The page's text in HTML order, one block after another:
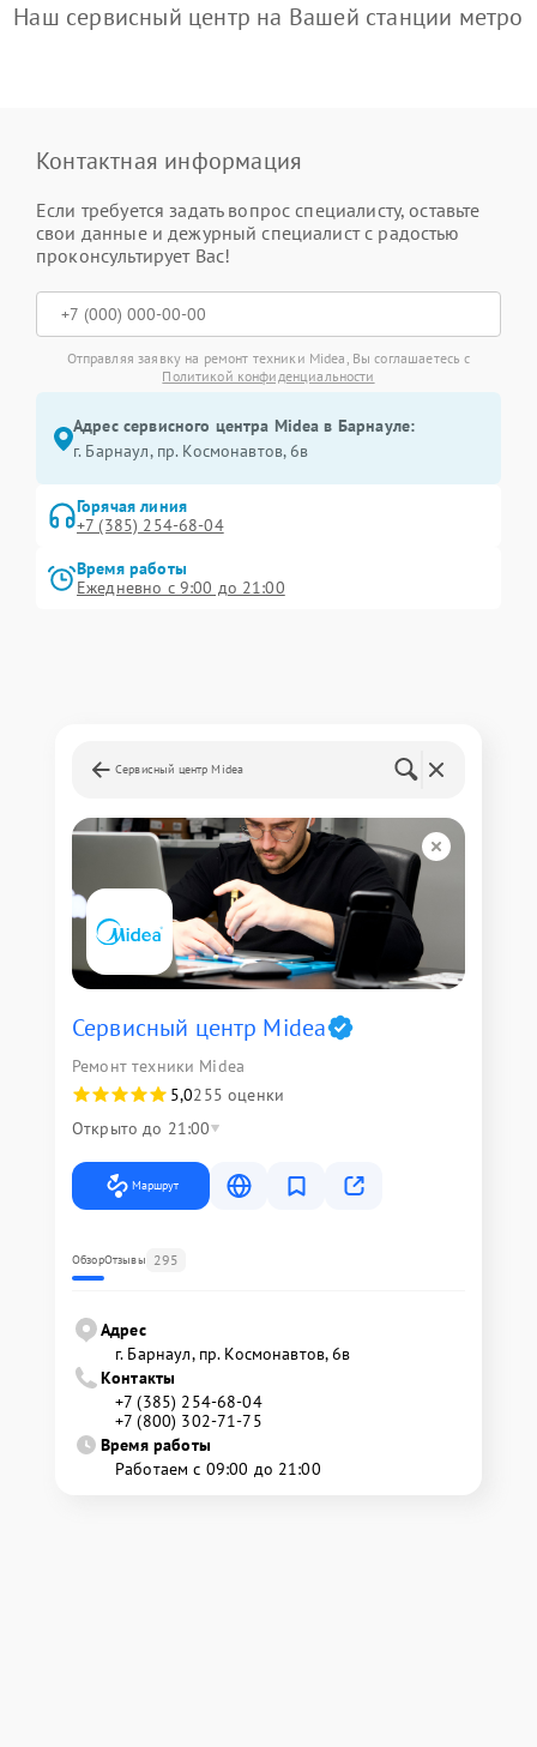
Наш сервисный центр на Вашей станции метро
Контактная информация
Если требуется задать вопрос специалисту, оставьте
свои данные и дежурный специалист с радостью
проконсультирует Вас!
Отправляя заявку на ремонт техники Midea, Вы соглашаетесь с
Политикой конфиденциальности
Адрес сервисного центра Midea в Барнауле:
г. Барнаул, ​пр. Космонавтов, 6в
Горячая линия
+7 (385) 254-68-04
Время работы
Ежедневно с 9:00 до 21:00
Сервисный центр Midea
Сервисный центр Midea
Ремонт техники Midea
5,0255 оценки
Открыто до 21:00
Маршрут
ОбзорОтзывы 295
Адрес
г. Барнаул, ​пр. Космонавтов, 6в
Контакты
+7 (385) 254-68-04
+7 (800) 302-71-75
Время работы
Работаем с 09:00 до 21:00